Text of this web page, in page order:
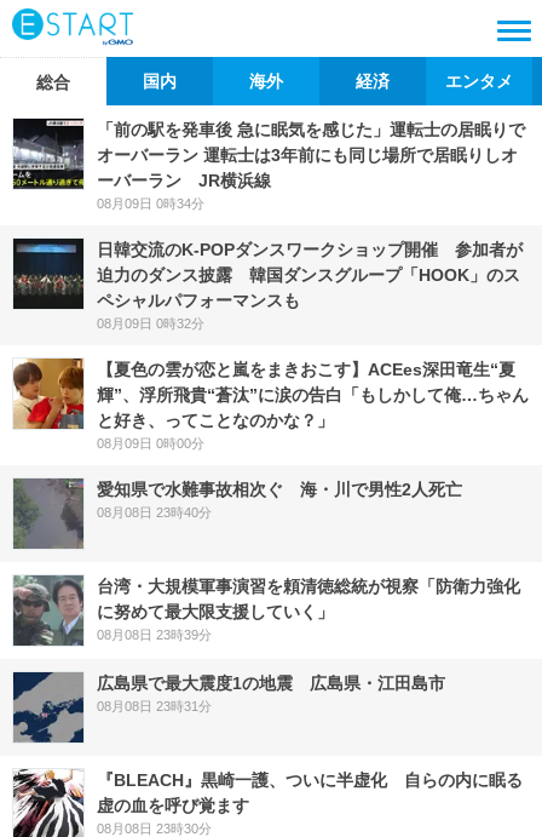
総合 国内 海外 経済 エンタメ
「前の駅を発車後 急に眠気を感じた」運転士の居眠りで
オーバーラン 運転士は3年前にも同じ場所で居眠りしオ
ーバーラン JR横浜線
08月09日 0時34分
日韓交流のK-POPダンスワークショップ開催 参加者が
迫力のダンス披露 韓国ダンスグループ「HOOK」のス
ペシャルパフォーマンスも
08月09日 0時32分
【夏色の雲が恋と嵐をまきおこす】ACEes深田竜生“夏
輝”、浮所飛貴“蒼汰”に涙の告白「もしかして俺…ちゃん
と好き、ってことなのかな？」
08月09日 0時00分
愛知県で水難事故相次ぐ 海・川で男性2人死亡
08月08日 23時40分
台湾・大規模軍事演習を頼清徳総統が視察「防衛力強化
に努めて最大限支援していく」
08月08日 23時39分
広島県で最大震度1の地震 広島県・江田島市
08月08日 23時31分
『BLEACH』黒崎一護、ついに半虚化 自らの内に眠る
虚の血を呼び覚ます
08月08日 23時30分